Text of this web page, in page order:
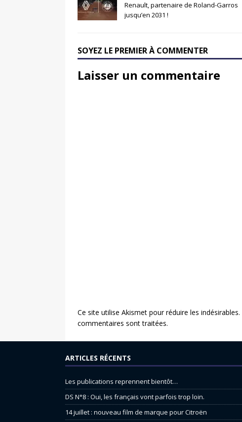
Renault, partenaire de Roland-Garros
jusqu’en 2031 !
SOYEZ LE PREMIER À COMMENTER
Laisser un commentaire
Ce site utilise Akismet pour réduire les indésirables.
commentaires sont traitées.
ARTICLES RÉCENTS
Les publications reprennent bientôt…
DS N°8 : Oui, les français vont parfois trop loin.
14 juillet : nouveau film de marque pour Citroën